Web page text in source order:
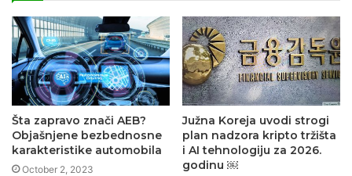
Šta zapravo znači AEB?
Objašnjene bezbednosne
karakteristike automobila
October 2, 2023
Južna Koreja uvodi strogi
plan nadzora kripto tržišta
i AI tehnologiju za 2026.
godinu ￼